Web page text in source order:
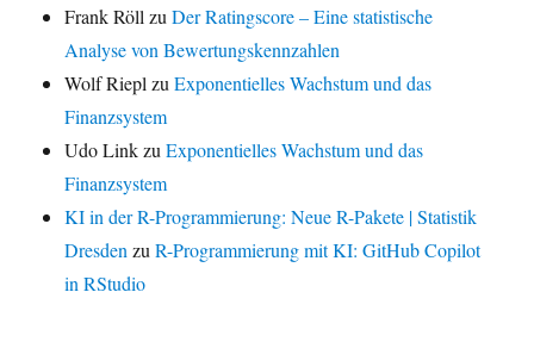
Frank Röll zuDer Ratingscore – Eine statistische
Analyse von Bewertungskennzahlen
Wolf Riepl zuExponentielles Wachstum und das
Finanzsystem
Udo LinkzuExponentielles Wachstum und das
Finanzsystem
KI in der R-Programmierung: Neue R-Pakete | Statistik
Dresden zuR-Programmierung mit KI: GitHub Copilot
in RStudio